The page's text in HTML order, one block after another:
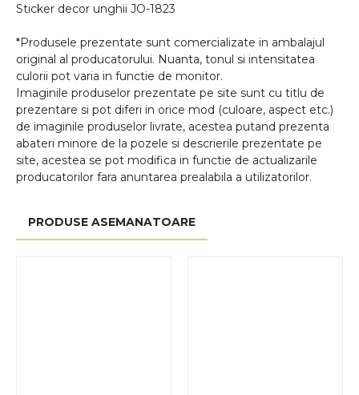
Sticker decor unghii JO-1823
*Produsele prezentate sunt comercializate in ambalajul
original al producatorului. Nuanta, tonul si intensitatea
culorii pot varia in functie de monitor.
Imaginile produselor prezentate pe site sunt cu titlu de
prezentare si pot diferi in orice mod (culoare, aspect etc.)
de imaginile produselor livrate, acestea putand prezenta
abateri minore de la pozele si descrierile prezentate pe
site, acestea se pot modifica in functie de actualizarile
producatorilor fara anuntarea prealabila a utilizatorilor.
PRODUSE ASEMANATOARE